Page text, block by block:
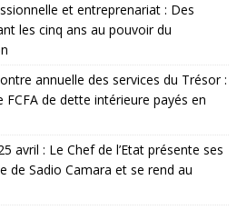
et entreprenariat : Des
les cinq ans au pouvoir du
annuelle des services du Trésor :
FCFA de dette intérieure payés en
avril : Le Chef de l’Etat présente ses
de Sadio Camara et se rend au